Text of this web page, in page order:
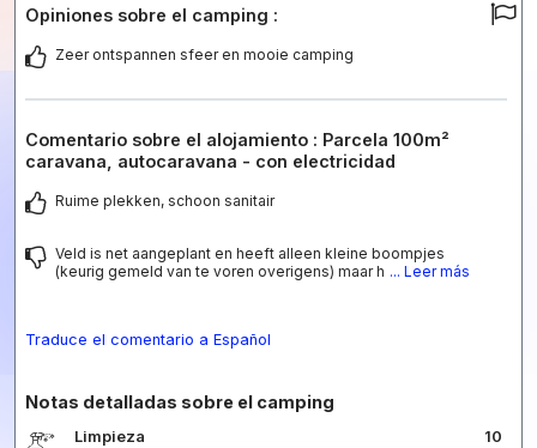
Opiniones sobre el camping :
Zeer ontspannen sfeer en mooie camping
Comentario sobre el alojamiento : Parcela 100m²
caravana, autocaravana - con electricidad
Ruime plekken, schoon sanitair
Veld is net aangeplant en heeft alleen kleine boompjes
(keurig gemeld van te voren overigens) maar h ... Leer más
Traduce el comentario a Español
Notas detalladas sobre el camping
Limpieza 10